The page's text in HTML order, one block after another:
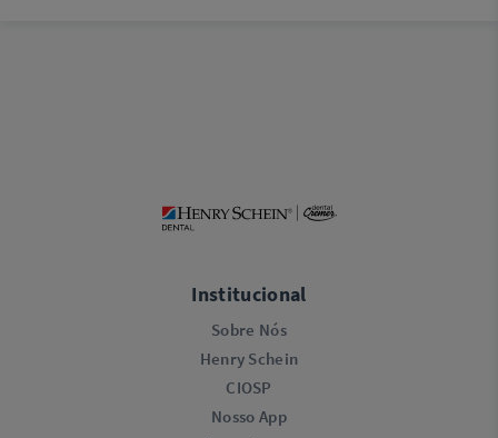
Institucional
Sobre Nós
Henry Schein
CIOSP
Nosso App